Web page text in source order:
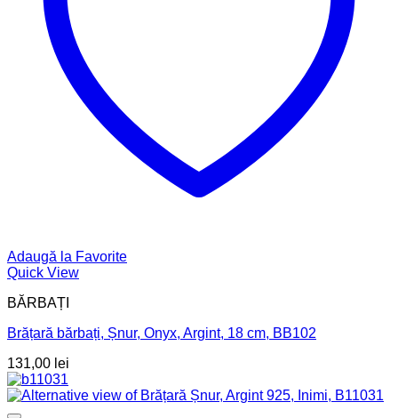
Adaugă la Favorite
Quick View
BĂRBAȚI
Brățară bărbați, Șnur, Onyx, Argint, 18 cm, BB102
131,00 lei